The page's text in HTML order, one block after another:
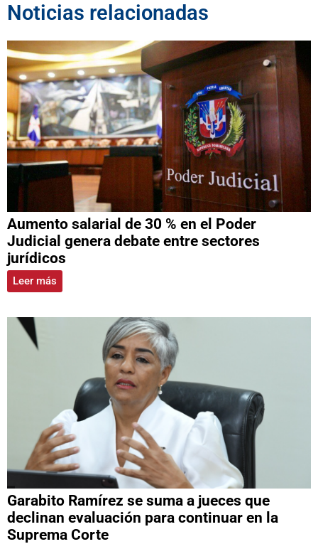
Noticias relacionadas
Aumento salarial de 30 % en el Poder
Judicial genera debate entre sectores
jurídicos
Leer más
Garabito Ramírez se suma a jueces que
declinan evaluación para continuar en la
Suprema Corte